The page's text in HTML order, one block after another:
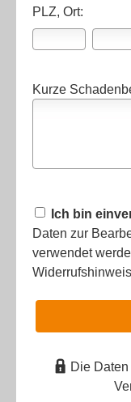
PLZ, Ort:
Kurze
Ich bin
Daten zur
verwendet
Die